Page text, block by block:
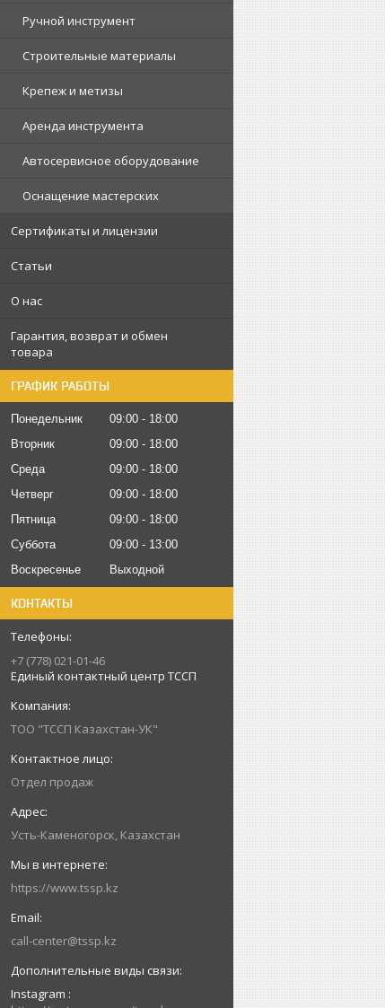
Ручной инструмент
Строительные материалы
Крепеж и метизы
Аренда инструмента
Автосервисное оборудование
Оснащение мастерских
Сертификаты и лицензии
Статьи
О нас
Гарантия, возврат и обмен
товара
ГРАФИК РАБОТЫ
Понедельник 09:00
18:00
Вторник
09:00
18:00
Среда
09:00
18:00
Четверг
09:00
18:00
Пятница
09:00
18:00
Суббота
09:00
13:00
Воскресенье
Выходной
КОНТАКТЫ
+7 (778) 021-01-46
Единый контактный центр ТССП
ТОО "ТССП Казахстан-УК"
Отдел продаж
Усть-Каменогорск, Казахстан
https://www.tssp.kz
call-center@tssp.kz
Instagram